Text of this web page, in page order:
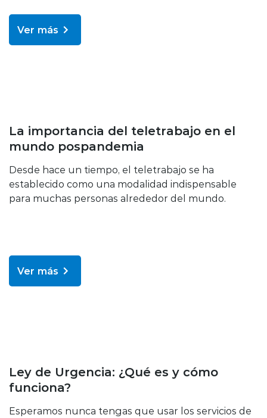
Ver más
La importancia del teletrabajo en el
mundo pospandemia
Desde hace un tiempo, el teletrabajo se ha
establecido como una modalidad indispensable
para muchas personas alrededor del mundo.
Ver más
Ley de Urgencia: ¿Qué es y cómo
funciona?
Esperamos nunca tengas que usar los servicios de